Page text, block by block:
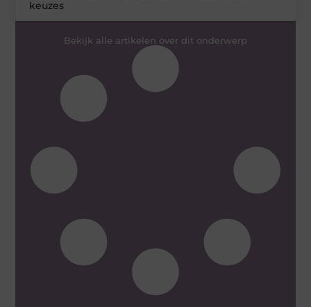
keuzes
Bekijk alle artikelen over dit onderwerp